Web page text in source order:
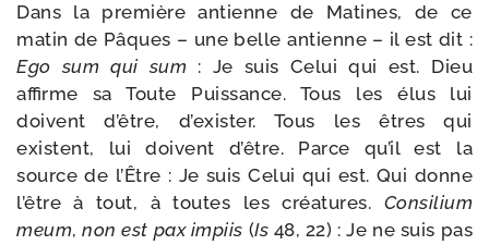
Dans la pre­mière antienne de Matines, de ce
matin de Pâques – une belle antienne – il est dit :
Ego sum qui sum : Je suis Celui qui est. Dieu
affirme sa Toute Puissance. Tous les élus lui
doivent d’être, d’exister. Tous les êtres qui
existent, lui doivent d’être. Parce qu’il est la
source de l’Être : Je suis Celui qui est. Qui donne
l’être à tout, à toutes les créa­tures. Consilium
meum, non est pax impiis (Is 48, 22) : Je ne suis pas